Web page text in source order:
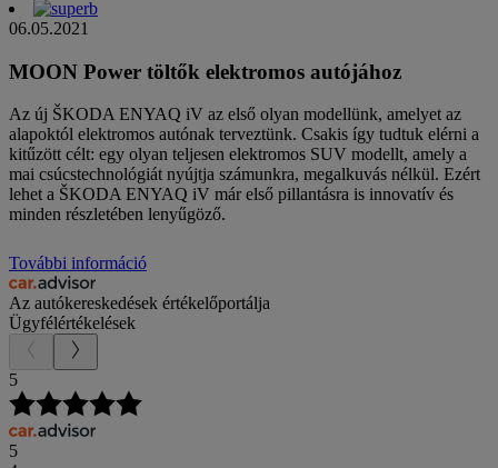
06.05.2021
MOON Power töltők elektromos autójához
Az új ŠKODA ENYAQ iV az első olyan modellünk, amelyet az
alapoktól elektromos autónak terveztünk. Csakis így tudtuk elérni a
kitűzött célt: egy olyan teljesen elektromos SUV modellt, amely a
mai csúcstechnológiát nyújtja számunkra, megalkuvás nélkül. Ezért
lehet a ŠKODA ENYAQ iV már első pillantásra is innovatív és
minden részletében lenyűgöző.
További információ
Az autókereskedések értékelőportálja
Ügyfélértékelések
5
5